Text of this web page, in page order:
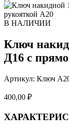
В НАЛИЧИИ
Ключ
Д16 с
Артикул: Ключ
400,00 ₽